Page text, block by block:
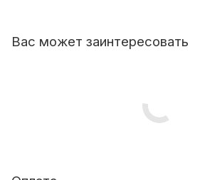
Вас может заинтересовать